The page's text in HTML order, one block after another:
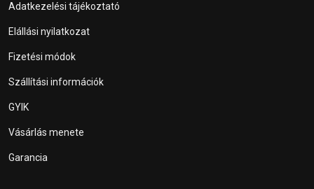
Adatkezelési tájékoztató
Elállási nyilatkozat
Fizetési módok
Szállítási információk
GYIK
Vásárlás menete
Garancia